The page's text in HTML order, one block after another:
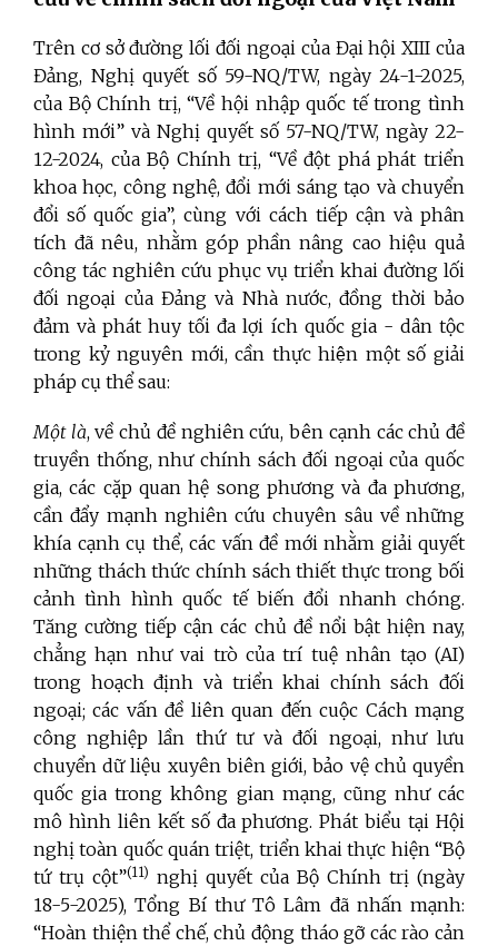
Trên cơ sở đường lối đối ngoại của Đại hội XIII của
Đảng, Nghị quyết số 59-NQ/TW, ngày 24-1-2025,
của Bộ Chính trị, “Về hội nhập quốc tế trong tình
hình mới” và Nghị quyết số 57-NQ/TW, ngày 22-
12-2024, của Bộ Chính trị, “Về đột phá phát triển
khoa học, công nghệ, đổi mới sáng tạo và chuyển
đổi số quốc gia”, cùng với cách tiếp cận và phân
tích đã nêu, nhằm góp phần nâng cao hiệu quả
công tác nghiên cứu phục vụ triển khai đường lối
đối ngoại của Đảng và Nhà nước, đồng thời bảo
đảm và phát huy tối đa lợi ích quốc gia - dân tộc
trong kỷ nguyên mới, cần thực hiện một số giải
pháp cụ thể sau:
Một là, về chủ đề nghiên cứu, bên cạnh các chủ đề
truyền thống, như chính sách đối ngoại của quốc
gia, các cặp quan hệ song phương và đa phương,
cần đẩy mạnh nghiên cứu chuyên sâu về những
khía cạnh cụ thể, các vấn đề mới nhằm giải quyết
những thách thức chính sách thiết thực trong bối
cảnh tình hình quốc tế biến đổi nhanh chóng.
Tăng cường tiếp cận các chủ đề nổi bật hiện nay,
chẳng hạn như vai trò của trí tuệ nhân tạo (AI)
trong hoạch định và triển khai chính sách đối
ngoại; các vấn đề liên quan đến cuộc Cách mạng
công nghiệp lần thứ tư và đối ngoại, như lưu
chuyển dữ liệu xuyên biên giới, bảo vệ chủ quyền
quốc gia trong không gian mạng, cũng như các
mô hình liên kết số đa phương. Phát biểu tại Hội
nghị toàn quốc quán triệt, triển khai thực hiện “Bộ
tứ trụ cột”(11) nghị quyết của Bộ Chính trị (ngày
18-5-2025), Tổng Bí thư Tô Lâm đã nhấn mạnh:
“Hoàn thiện thể chế, chủ động tháo gỡ các rào cản